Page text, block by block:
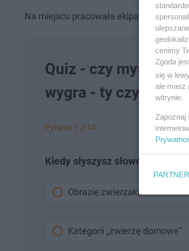
Na miejscu pracowała ekipa
Quiz - czy myślisz
wygra - ty czy Al
Pytanie 1 z 14
Kiedy słyszysz słowo „kot”,
Obrazie zwierzaka
Kategorii „zwierzę domowe”
cenimy
Zgoda
się w
ale masz
witrynie.
Zapoznaj